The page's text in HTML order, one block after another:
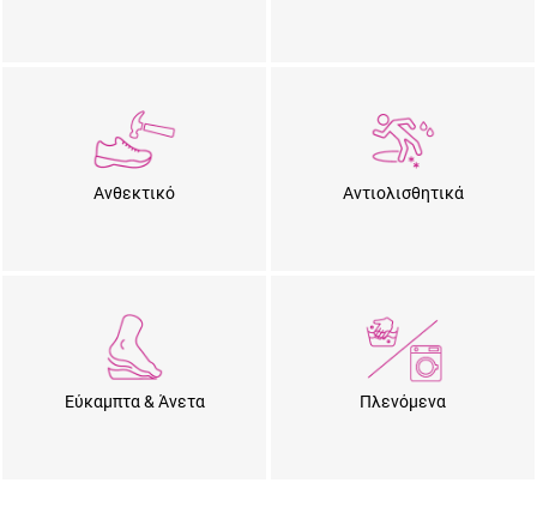
Ανθεκτικό Αντιολισθητικά
Εύκαμπτα & Άνετα Πλενόμενα